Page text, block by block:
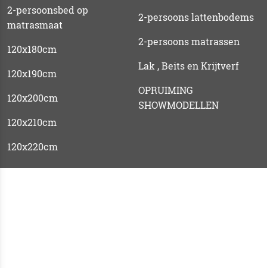
2-persoonsbed op
matrasmaat
120x180cm
120x190cm
120x200cm
120x210cm
120x220cm
2-persoons lattenbodems
2-persoons matrassen
Lak , Beits en Krijtverf
OPRUIMING
SHOWMODELLEN